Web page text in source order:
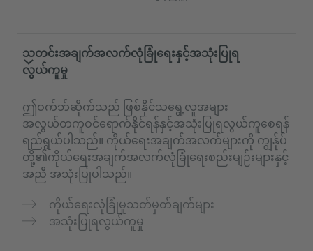
သတင်းအချက်အလက်လုံခြုံရေးနှင့်အသုံးပြုရ
လွယ်ကူမှု
ဤဝက်ဘ်ဆိုက်သည် ဖြစ်နိုင်သရွေ့လူအများ
အလွယ်တကူဝင်ရောက်နိုင်ရန်နှင့်အသုံးပြုရလွယ်ကူစေရန်
ရည်ရွယ်ပါသည်။ ကိုယ်ရေးအချက်အလက်များကို ကျွန်ုပ်
တို့၏ကိုယ်ရေးအချက်အလက်လုံခြုံရေးစည်းမျဉ်းများနှင့်
အညီ အသုံးပြုပါသည်။
ကိုယ်ရေးလုံခြုံမှုသတ်မှတ်ချက်များ
အသုံးပြုရလွယ်ကူမှု